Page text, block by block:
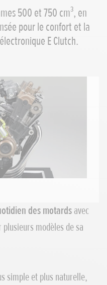
500 et 750 cm³, en
pour le confort et la
E Clutch.
des motardsavec
plusieurs modèles de sa
simple et plus naturelle,